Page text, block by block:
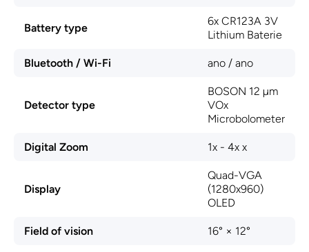
Battery type
6x CR123A 3V
Lithium Baterie
Bluetooth / Wi-Fi ano / ano
Detector type
BOSON 12 µm
VOx
Microbolometer
Digital Zoom 1x - 4x x
Display
Quad-VGA
(1280x960)
OLED
Field of vision 16° × 12°